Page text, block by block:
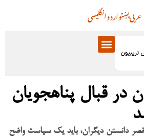
انگلیسیاردوپښتوعربی
در قبال پناهجویان
دانستن دیگران، باید یک سیاست واضح